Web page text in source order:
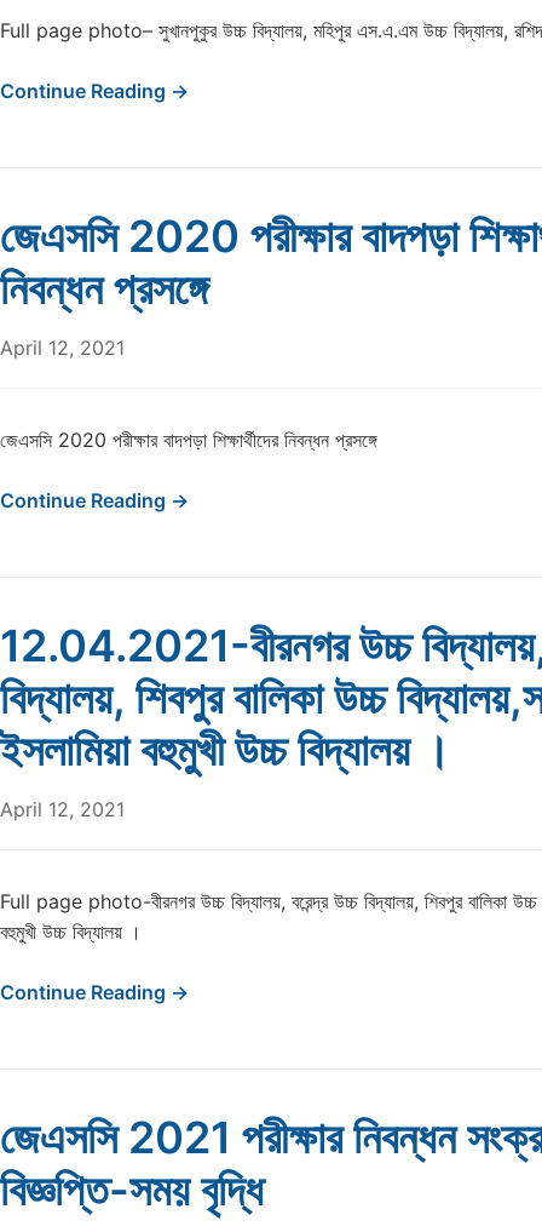
Full page photo– সুখানপুকুর উচ্চ বিদ্যালয়, মহিপুর এস.এ.এম উচ্চ বিদ্যালয়,
Continue Reading →
জেএসসি 2020 পরীক্ষার বাদপড়া
নিবন্ধন প্রসঙ্গে
April 12, 2021
জেএসসি 2020 পরীক্ষার বাদপড়া শিক্ষার্থীদের নিবন্ধন প্রসঙ্গে
Continue Reading →
12.04.2021-বীরনগর উচ্চ বিদ্যালয়,
বিদ্যালয়, শিবপুর বালিকা উচ্চ
ইসলামিয়া বহুমুখী উচ্চ বিদ্যালয় ।
April 12, 2021
Full page photo-বীরনগর উচ্চ বিদ্যালয়, বরেন্দ্র উচ্চ বিদ্যালয়, শিবপুর বালিকা উচ্চ
বহুমুখী উচ্চ বিদ্যালয় ।
Continue Reading →
জেএসসি 2021 পরীক্ষার নিবন্ধন
বিজ্ঞপ্তি-সময় বৃদ্ধি